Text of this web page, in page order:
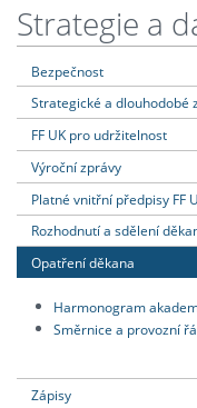
Strategie a
Bezpečnost
Strategické a dlouhodobé
FF UK pro udržitelnost
Výroční zprávy
Platné vnitřní předpisy FF
Rozhodnutí a sdělení
Opatření děkana
Harmonogram
Směrnice a provozní
Zápisy